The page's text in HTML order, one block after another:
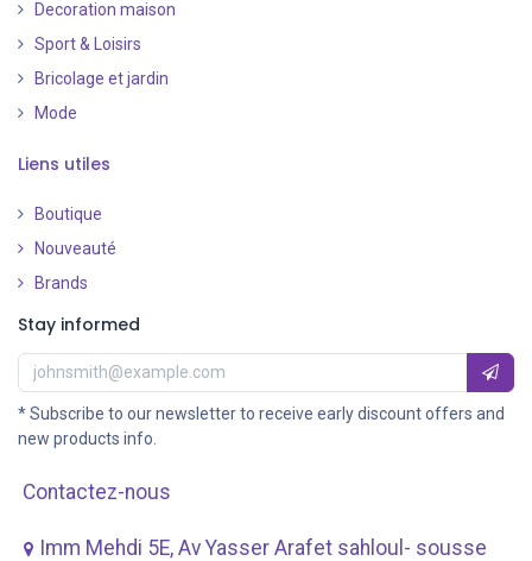
Decoration maison
Sport & Loisirs
Bricolage et jardin
Mode
Liens utiles
Boutique
Nouveauté
Brands
Stay informed
* Subscribe to our newsletter to receive early discount offers and
new products info.
Contactez-nous
Imm Mehdi 5E, Av ​Yasser Arafet sahloul- sousse